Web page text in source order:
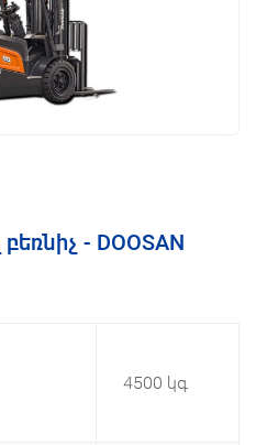
- DOOSAN
4500 կգ